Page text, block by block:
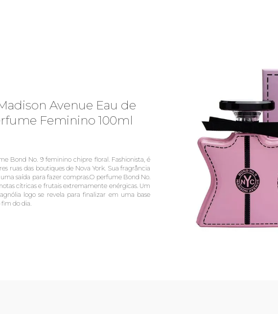
Avenue Eau de
Feminino 100ml
Bond No. 9 feminino chipre floral. Fashionista, é
ruas das boutiques de Nova York. Sua fragrância
saída para fazer compras.O perfume Bond No.
cítricas e frutais extremamente enérgicas. Um
logo se revela para finalizar em uma base
do dia.